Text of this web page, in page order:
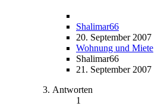
Shalimar66
20. September 2007
Wohnung und Miete
Shalimar66
21. September 2007
Antworten
1